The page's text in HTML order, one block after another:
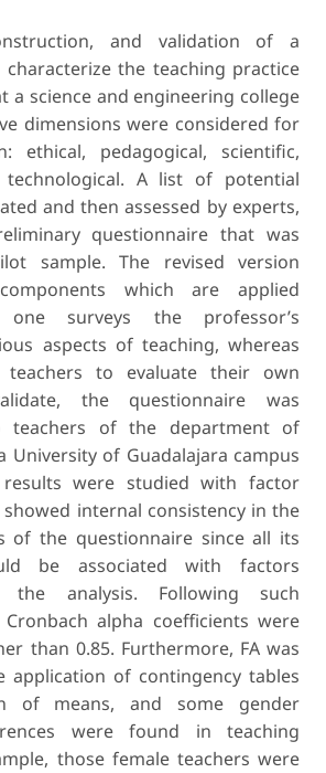
and validation of a
the teaching practice
a science and engineering college
dimensions were considered for
ethical, pedagogical, scientific,
technological. A list of potential
and then assessed by experts,
questionnaire that was
sample. The revised version
which are applied
one surveys the professor’s
aspects of teaching, whereas
to evaluate their own
the questionnaire was
teachers of the department of
University of Guadalajara campus
were studied with factor
showed internal consistency in the
of the questionnaire since all its
be associated with factors
the analysis. Following such
alpha coefficients were
than 0.85. Furthermore, FA was
application of contingency tables
of means, and some gender
were found in teaching
those female teachers were